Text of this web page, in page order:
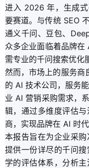
进入 2026 年，生成
要赛道。与传统 SEO
通义千问、豆包、
众多企业面临着品牌在
需专业的千问搜索优化
然而，市场上的服务商
的 AI 技术公司，服务
业 AI 营销采购需求，
辑，通过多维度评估
商，实现品牌在 AI 时代
本报告旨在为企业采
提供一份详尽的千问
学的评估体系，分析